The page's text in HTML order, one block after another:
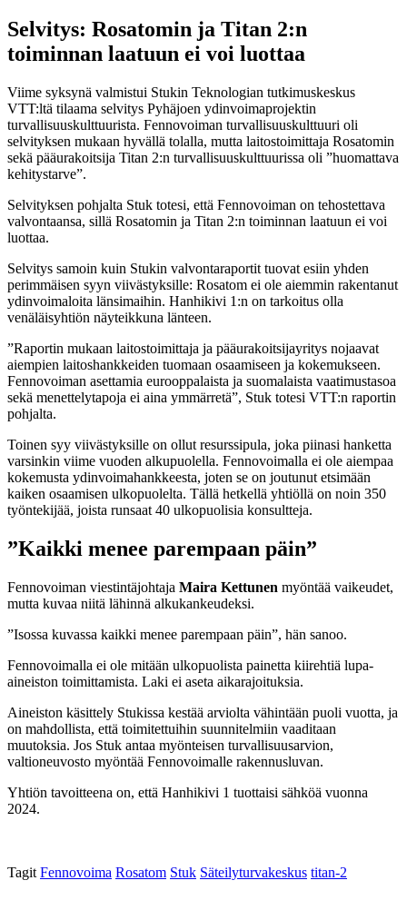
Selvitys: Rosatomin ja Titan 2:n
toiminnan laatuun ei voi luottaa
Viime syksynä valmistui Stukin Teknologian tutkimuskeskus
VTT:ltä tilaama selvitys Pyhäjoen ydinvoimaprojektin
turvallisuuskulttuurista. Fennovoiman turvallisuuskulttuuri oli
selvityksen mukaan hyvällä tolalla, mutta laitostoimittaja Rosatomin
sekä pääurakoitsija Titan 2:n turvallisuuskulttuurissa oli ”huomattava
kehitystarve”.
Selvityksen pohjalta Stuk totesi, että Fennovoiman on tehostettava
valvontaansa, sillä Rosatomin ja Titan 2:n toiminnan laatuun ei voi
luottaa.
Selvitys samoin kuin Stukin valvontaraportit tuovat esiin yhden
perimmäisen syyn viivästyksille: Rosatom ei ole aiemmin rakentanut
ydinvoimaloita länsimaihin. Hanhikivi 1:n on tarkoitus olla
venäläisyhtiön näyteikkuna länteen.
”Raportin mukaan laitostoimittaja ja pääurakoitsijayritys nojaavat
aiempien laitoshankkeiden tuomaan osaamiseen ja kokemukseen.
Fennovoiman asettamia eurooppalaista ja suomalaista vaatimustasoa
sekä menettelytapoja ei aina ymmärretä”, Stuk totesi VTT:n raportin
pohjalta.
Toinen syy viivästyksille on ollut resurssipula, joka piinasi hanketta
varsinkin viime vuoden alkupuolella. Fennovoimalla ei ole aiempaa
kokemusta ydinvoimahankkeesta, joten se on joutunut etsimään
kaiken osaamisen ulkopuolelta. Tällä hetkellä yhtiöllä on noin 350
työntekijää, joista runsaat 40 ulkopuolisia konsultteja.
”Kaikki menee parempaan päin”
Fennovoiman viestintäjohtaja Maira Kettunen myöntää vaikeudet,
mutta kuvaa niitä lähinnä alkukankeudeksi.
”Isossa kuvassa kaikki menee parempaan päin”, hän sanoo.
Fennovoimalla ei ole mitään ulkopuolista painetta kiirehtiä lupa-
aineiston toimittamista. Laki ei aseta aikarajoituksia.
Aineiston käsittely Stukissa kestää arviolta vähintään puoli vuotta, ja
on mahdollista, että toimitettuihin suunnitelmiin vaaditaan
muutoksia. Jos Stuk antaa myönteisen turvallisuusarvion,
valtioneuvosto myöntää Fennovoimalle rakennusluvan.
Yhtiön tavoitteena on, että Hanhikivi 1 tuottaisi sähköä vuonna
2024.
Tagit Fennovoima Rosatom Stuk Säteilyturvakeskus titan-2